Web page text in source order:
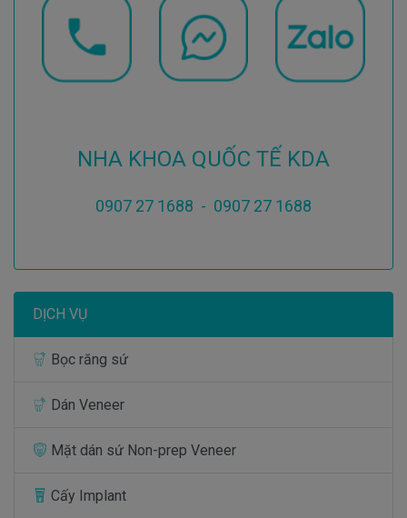
NHA KHOA QUỐC TẾ KDA
0907 27 1688 - 0907 27 1688
DỊCH VỤ
Bọc răng sứ
Dán Veneer
Mặt dán sứ Non-prep Veneer
Cấy Implant